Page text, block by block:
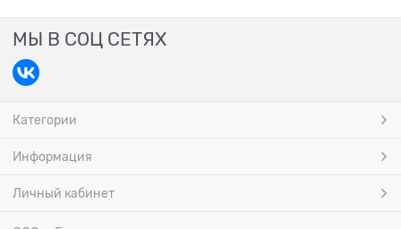
МЫ В СОЦ СЕТЯХ
Категории
Информация
Личный кабинет